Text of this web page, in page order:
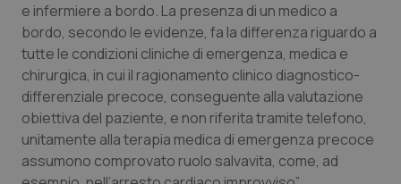
Umbria
Valle D’Aosta
Veneto
Oftalmologia
Oncodermatologia
Oncoematologia
Oncologia & Nutrizione
e infermiere a bordo. La presenza di un medico a
bordo, secondo le evidenze, fa la differenza riguardo a
tutte le condizioni cliniche di emergenza, medica e
chirurgica, in cui il ragionamento clinico diagnostico-
differenziale precoce, conseguente alla valutazione
obiettiva del paziente, e non riferita tramite telefono,
unitamente alla terapia medica di emergenza precoce
assumono comprovato ruolo salvavita, come, ad